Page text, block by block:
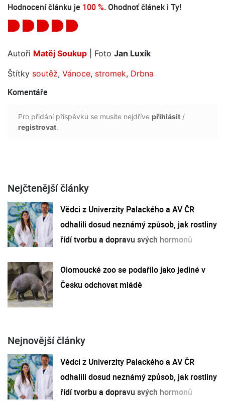
Hodnocení článku je 100 %. Ohodnoť článek i Ty!
Autoři Matěj Soukup | Foto Jan Luxík
Štítky soutěž, Vánoce, stromek, Drbna
Komentáře
Pro přidání příspěvku se musíte nejdříve přihlásit /
registrovat.
Nejčtenější články
Vědci z Univerzity Palackého a AV ČR
odhalili dosud neznámý způsob, jak rostliny
řídí tvorbu a dopravu svých hormonů
Olomoucké zoo se podařilo jako jediné v
Česku odchovat mládě
Nejnovější články
Vědci z Univerzity Palackého a AV ČR
odhalili dosud neznámý způsob, jak rostliny
řídí tvorbu a dopravu svých hormonů